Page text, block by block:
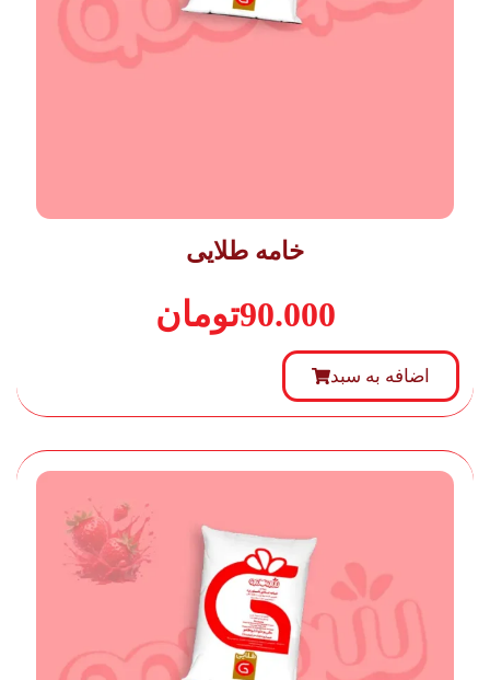
خامه طلایی
90.000تومان
اضافه‌ به سبد